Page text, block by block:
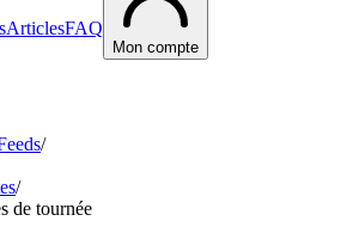
ArticlesFAQ
Mon compte
/
/
de tournée